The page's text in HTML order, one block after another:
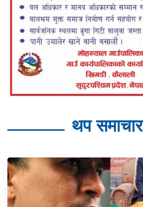
थप समाचार